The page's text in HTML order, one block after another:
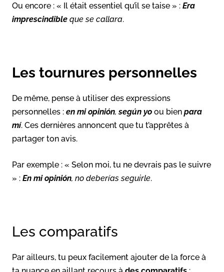
Ou encore : « Il était essentiel qu’il se taise » : Era
imprescindible que se callara.
Les tournures personnelles
De même, pense à utiliser des expressions
personnelles : en mi opinión,según yo ou bien para
mí. Ces dernières annoncent que tu t’apprêtes à
partager ton avis.
Par exemple : « Selon moi, tu ne devrais pas le suivre
» : En mi opinión, no deberías seguirle.
Les comparatifs
Par ailleurs, tu peux facilement ajouter de la force à